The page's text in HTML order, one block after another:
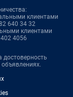
клиентами
640 34 32
клиентами
4056
достоверность